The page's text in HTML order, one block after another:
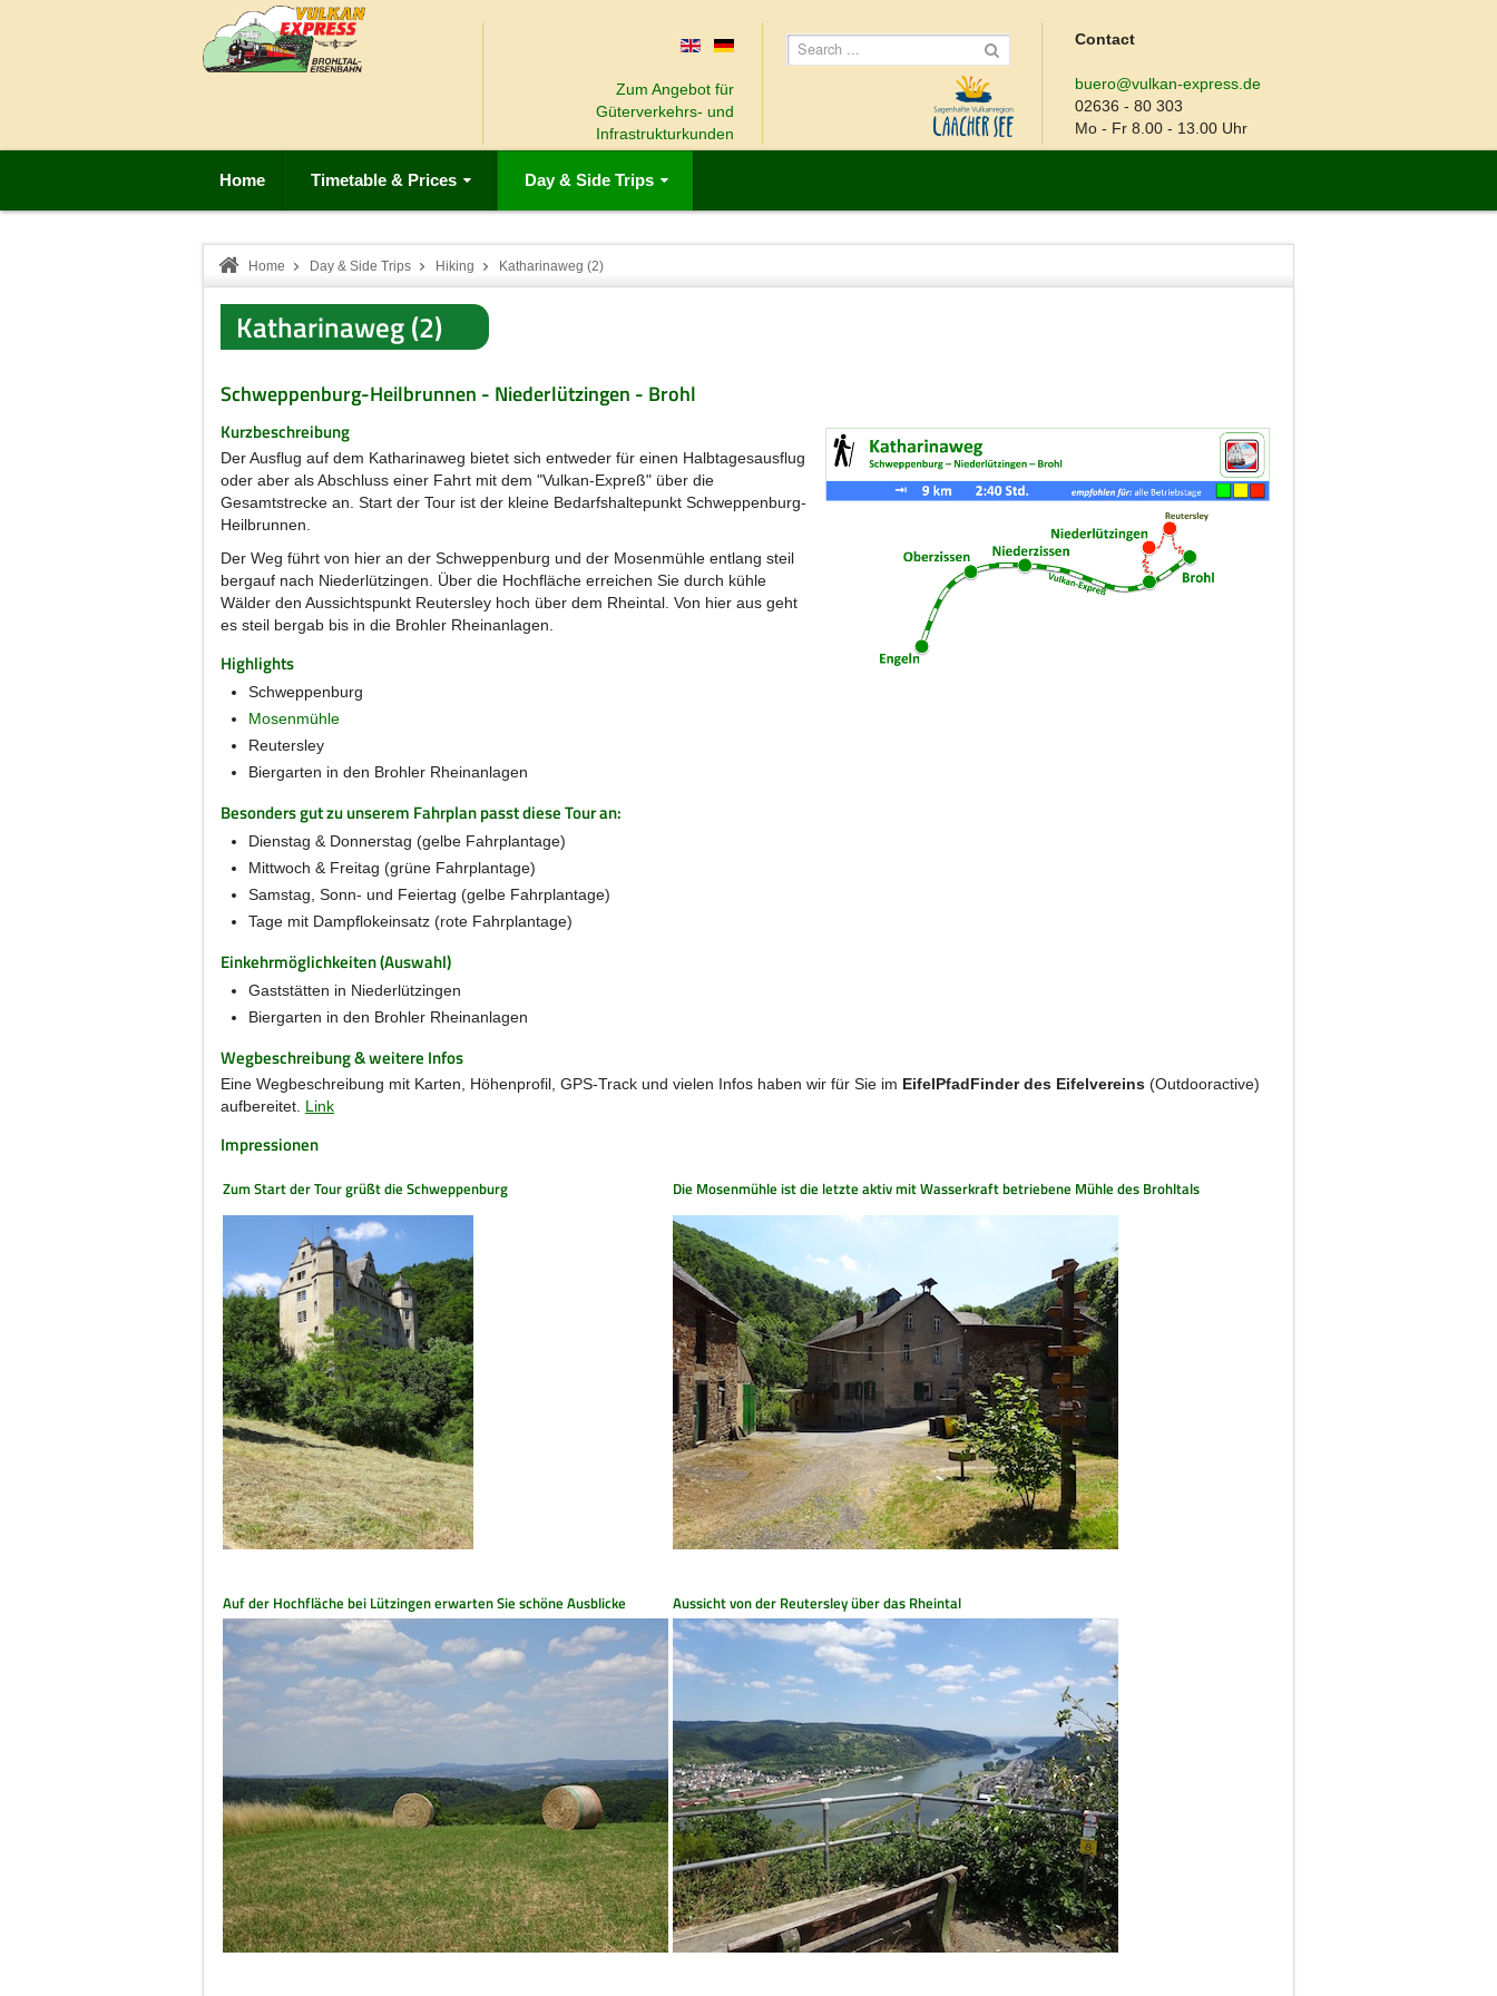
Zum Angebot für
Güterverkehrs- und
Infrastrukturkunden
Contact
buero@vulkan-express.de
02636 - 80 303
Mo - Fr 8.00 - 13.00 Uhr
Home Timetable & Prices Day & Side Trips
Home Day & Side Trips Hiking Katharinaweg (2)
Katharinaweg (2)
Schweppenburg-Heilbrunnen - Niederlützingen - Brohl
Kurzbeschreibung
Der Ausflug auf dem Katharinaweg bietet sich entweder für einen Halbtagesausflug
oder aber als Abschluss einer Fahrt mit dem "Vulkan-Expreß" über die
Gesamtstrecke an. Start der Tour ist der kleine Bedarfshaltepunkt Schweppenburg-
Heilbrunnen.
Der Weg führt von hier an der Schweppenburg und der Mosenmühle entlang steil
bergauf nach Niederlützingen. Über die Hochfläche erreichen Sie durch kühle
Wälder den Aussichtspunkt Reutersley hoch über dem Rheintal. Von hier aus geht
es steil bergab bis in die Brohler Rheinanlagen.
Highlights
Schweppenburg
Mosenmühle
Reutersley
Biergarten in den Brohler Rheinanlagen
Besonders gut zu unserem Fahrplan passt diese Tour an:
Dienstag & Donnerstag (gelbe Fahrplantage)
Mittwoch & Freitag (grüne Fahrplantage)
Samstag, Sonn- und Feiertag (gelbe Fahrplantage)
Tage mit Dampflokeinsatz (rote Fahrplantage)
Einkehrmöglichkeiten (Auswahl)
Gaststätten in Niederlützingen
Biergarten in den Brohler Rheinanlagen
Wegbeschreibung & weitere Infos
Eine Wegbeschreibung mit Karten, Höhenprofil, GPS-Track und vielen Infos haben wir für Sie im EifelPfadFinder des Eifelvereins (Outdooractive)
aufbereitet. Link
Impressionen
Zum Start der Tour grüßt die Schweppenburg Die Mosenmühle ist die letzte aktiv mit Wasserkraft betriebene Mühle des Brohltals
Auf der Hochfläche bei Lützingen erwarten Sie schöne Ausblicke Aussicht von der Reutersley über das Rheintal